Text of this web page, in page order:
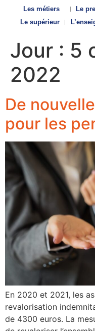
Les métiers
Le
Le supérieur
Jour : 5
2022
De
pour les
En 2020 et 2021, les
revalorisation
de 4300 euros. La